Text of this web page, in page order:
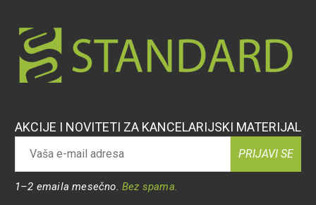
AKCIJE I NOVITETI ZA KANCELARIJSKI MATERIJAL
PRIJAVI SE
1–2 emaila mesečno. Bez spama.